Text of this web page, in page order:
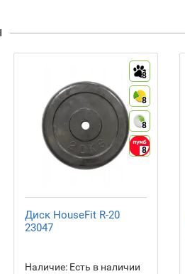
8
8
8
8
Диск HouseFit R-20
23047
Наличие: Есть в наличии